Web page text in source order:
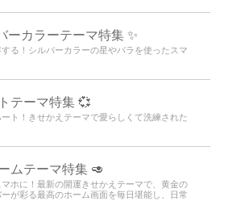
ーカラーテーマ特集 ✨
る！シルバーカラーの星やバラを使ったスマ
テーマ特集 💞
ト！きせかえテーマで愛らしくて洗練された
ムテーマ特集 🥑
ホに！最新の開運きせかえテーマで、黄金の
が彩る最高のホーム画面を毎日堪能し、日常